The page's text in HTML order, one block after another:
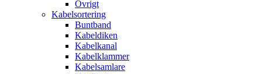
Övrigt
Kabelsortering
Buntband
Kabeldiken
Kabelkanal
Kabelklammer
Kabelsamlare